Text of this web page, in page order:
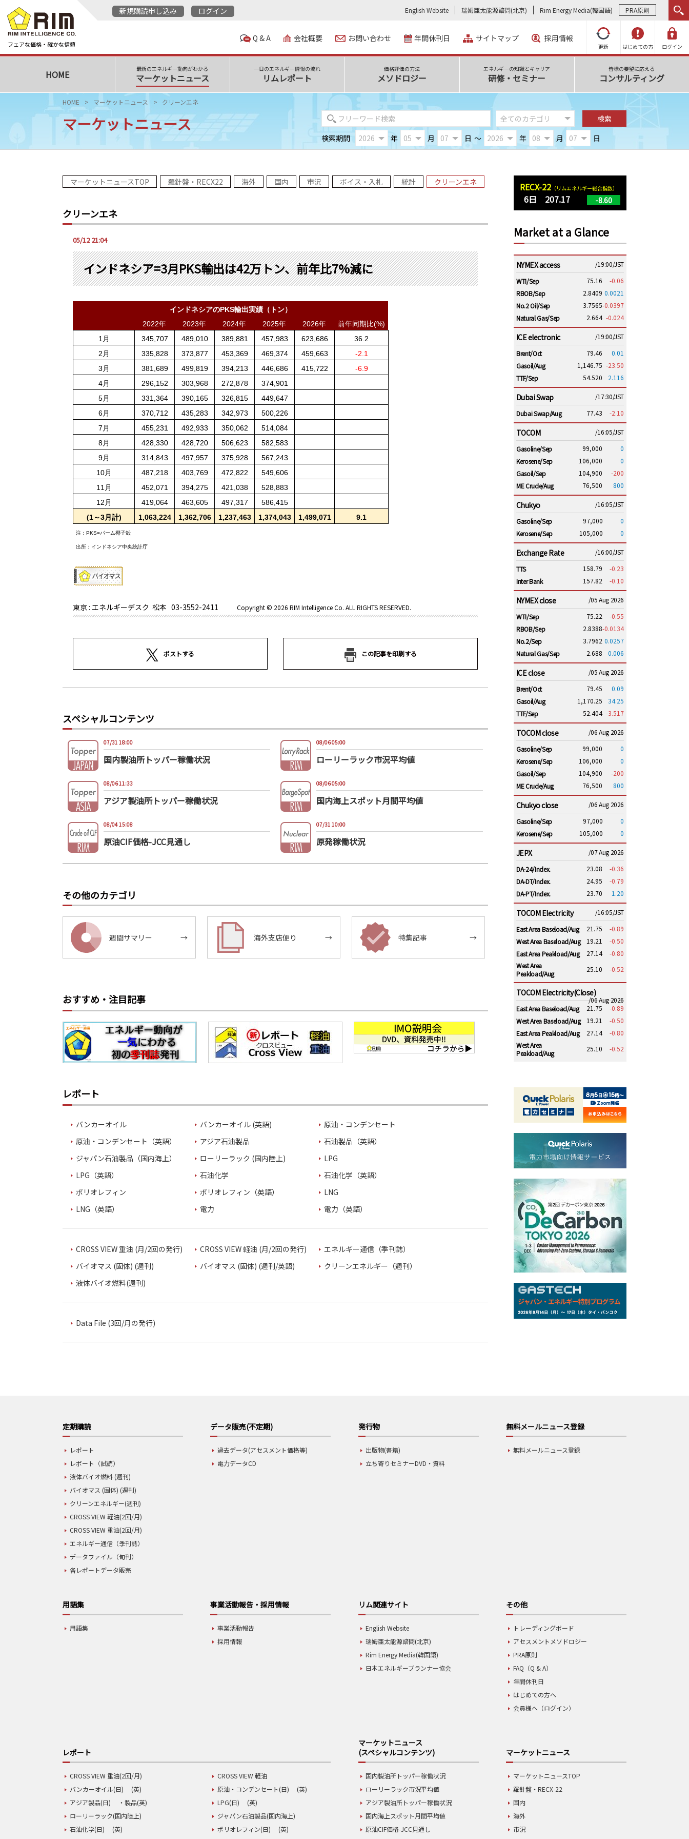
フェアな価格・確かな信頼
新規購読申し込み ログイン English Website 瑞姆亜太能源諮問(北京) Rim Energy Media(韓国語) PRA原則
更新 はじめての方 ログイン
Q & A 会社概要 お問い合わせ 年間休刊日 サイトマップ 採用情報
HOME 最新のエネルギー動向がわかる
マーケットニュース
一日のエネルギー情報の流れ
リムレポート
価格評価の方法
メソドロジー
エネルギーの知識とキャリア
研修・セミナー
皆様の要望に応える
コンサルティング
HOME マーケットニュース クリーンエネ
マーケットニュース
検索期間 年 月 日 ～ 年 月 日
マーケットニュースTOP 羅針盤・RECX22 海外 国内 市況 ボイス・入札 統計 クリーンエネ
クリーンエネ
05/12 21:04
インドネシア=3月PKS輸出は42万トン、前年比7%減に
インドネシアのPKS輸出実績（トン）
2022年 2023年 2024年 2025年 2026年 前年同期比(%)
1月 345,707 489,010 389,881 457,983 623,686
36.2
2月 335,828 373,877 453,369 469,374 459,663
-2.1
3月 381,689 499,819 394,213 446,686 415,722
-6.9
4月 296,152 303,968 272,878
374,901
5月 331,364 390,165 326,815
449,647
6月 370,712 435,283 342,973
500,226
7月 455,231 492,933 350,062
514,084
8月 428,330 428,720 506,623
582,583
9月 314,843 497,957 375,928
567,243
10月 487,218 403,769 472,822
549,606
11月 452,071 394,275 421,038
528,883
12月 419,064 463,605 497,317
586,415
(1～3月計) 1,063,224 1,362,706 1,237,463 1,374,043 1,499,071 9.1
注： PKS=パーム椰子殻
出所：インドネシア中央統計庁
東京 : エネルギーデスク 松本 03-3552-2411 Copyright © 2026 RIM Intelligence Co. ALL RIGHTS RESERVED.
ポストする この記事を印刷する
スペシャルコンテンツ
07/31 18:00
国内製油所トッパー稼働状況
08/06 05:00
ローリーラック市況平均値
08/06 11:33
アジア製油所トッパー稼働状況
08/06 05:00
国内海上スポット月間平均値
08/04 15:08
原油CIF価格-JCC見通し
07/31 10:00
原発稼働状況
その他のカテゴリ
週間サマリー → 海外支店便り → 特集記事 →
おすすめ・注目記事
レポート
バンカーオイル バンカーオイル (英語)
原油・コンデンセート
原油・コンデンセート（英語）
アジア石油製品
石油製品（英語）
ジャパン石油製品（国内海上）
ローリーラック (国内陸上)
LPG
LPG（英語）
石油化学
石油化学（英語）
ポリオレフィン
ポリオレフィン（英語）
LNG
LNG（英語）
電力 電力（英語）
CROSS VIEW 重油 (月/2回の発行) CROSS VIEW 軽油 (月/2回の発行)
エネルギー通信（季刊誌）
バイオマス (固体) (週刊)
バイオマス (固体) (週刊/英語)
クリーンエネルギー（週刊）
液体バイオ燃料(週刊)
Data File (3回/月の発行)
RECX-22 （リムエネルギー総合指数）
6日 207.17 -8.60
Market at a Glance
NYMEX access
/19:00/JST
WTI/Sep
75.16
-0.06
RBOB/Sep
2.8409 0.0021
No.2 Oil/Sep
3.7565-0.0397
Natural Gas/Sep
2.664 -0.024
ICE electronic
/19:00/JST
Brent/Oct
79.46
0.01
Gasoil/Aug
1,146.75 -23.50
TTF/Sep
54.520 2.116
Dubai Swap
/17:30/JST
Dubai Swap/Aug
77.43 -2.10
TOCOM
/16:05/JST
Gasoline/Sep
99,000
0
Kerosene/Sep
106,000
0
Gasoil/Sep
104,900
-200
ME Crude/Aug
76,500 800
Chukyo
/16:05/JST
Gasoline/Sep
97,000
0
Kerosene/Sep
105,000 0
Exchange Rate
/16:00/JST
TTS
158.79
-0.23
Inter Bank
157.82 -0.10
NYMEX close
/05 Aug 2026
WTI/Sep
75.22
-0.55
RBOB/Sep
2.8388-0.0134
No.2/Sep
3.7962 0.0257
Natural Gas/Sep
2.688 0.006
ICE close
/05 Aug 2026
Brent/Oct
79.45
0.09
Gasoil/Aug
1,170.25
34.25
TTF/Sep
52.404 -3.517
TOCOM close
/06 Aug 2026
Gasoline/Sep
99,000
0
Kerosene/Sep
106,000
0
Gasoil/Sep
104,900
-200
ME Crude/Aug
76,500 800
Chukyo close
/06 Aug 2026
Gasoline/Sep
97,000
0
Kerosene/Sep
105,000 0
JEPX
/07 Aug 2026
DA-24/Index.
23.08
-0.36
DA-DT/Index.
24.95
-0.79
DA-PT/Index.
23.70 1.20
TOCOM Electricity
/16:05/JST
East Area Baseload/Aug
21.75
-0.89
West Area Baseload/Aug
19.21
-0.50
East Area Peakload/Aug
27.14
-0.80
West Area
Peakload/Aug
25.10 -0.52
TOCOM Electricity(Close)
/06 Aug 2026
East Area Baseload/Aug
21.75
-0.89
West Area Baseload/Aug
19.21
-0.50
East Area Peakload/Aug
27.14
-0.80
West Area
Peakload/Aug
25.10 -0.52
定期購読
レポート
レポート（試読）
液体バイオ燃料 (週刊)
バイオマス (固体) (週刊)
クリーンエネルギー(週刊)
CROSS VIEW 軽油(2回/月)
CROSS VIEW 重油(2回/月)
エネルギー通信（季刊誌）
データファイル（旬刊）
各レポートデータ販売
データ販売(不定期)
過去データ(アセスメント価格等)
電力データCD
発行物
出版物(書籍)
立ち寄りセミナーDVD・資料
無料メールニュース登録
無料メールニュース登録
用語集
用語集
事業活動報告・採用情報
事業活動報告
採用情報
リム関連サイト
English Website
瑞姆亜太能源諮問(北京)
Rim Energy Media(韓国語)
日本エネルギープランナー協会
その他
トレーディングボード
アセスメントメソドロジー
PRA原則
FAQ（Q & A）
年間休刊日
はじめての方へ
会員様へ（ログイン）
レポート
CROSS VIEW 重油(2回/月)
CROSS VIEW 軽油
バンカーオイル(日)
(英) 原油・コンデンセート(日)
(英)
アジア製品(日)
・製品(英) LPG(日)
(英)
ローリーラック(国内陸上)
ジャパン石油製品(国内海上)
石油化学(日)
(英) ポリオレフィン(日)
(英)
マーケットニュース
(スペシャルコンテンツ)
国内製油所トッパー稼働状況
ローリーラック市況平均値
アジア製油所トッパー稼働状況
国内海上スポット月間平均値
原油CIF価格-JCC見通し
マーケットニュース
マーケットニュースTOP
羅針盤・RECX-22
国内
海外
市況